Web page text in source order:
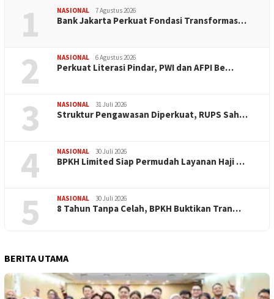
1 NASIONAL 7 Agustus 2026
Bank Jakarta Perkuat Fondasi Transformas…
2 NASIONAL 6 Agustus 2026
Perkuat Literasi Pindar, PWI dan AFPI Be…
3 NASIONAL 31 Juli 2026
​Struktur Pengawasan Diperkuat, RUPS Sah…
4 NASIONAL 30 Juli 2026
BPKH Limited Siap Permudah Layanan Haji …
5 NASIONAL 30 Juli 2026
​8 Tahun Tanpa Celah, BPKH Buktikan Tran…
BERITA UTAMA